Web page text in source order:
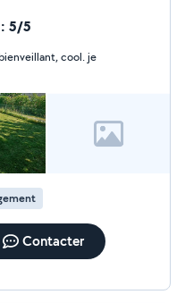
5/5
cool. je
Contacter